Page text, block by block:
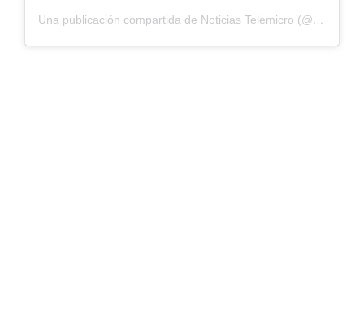
Una publicación compartida de Noticias Telemicro (@ntelemicro5)